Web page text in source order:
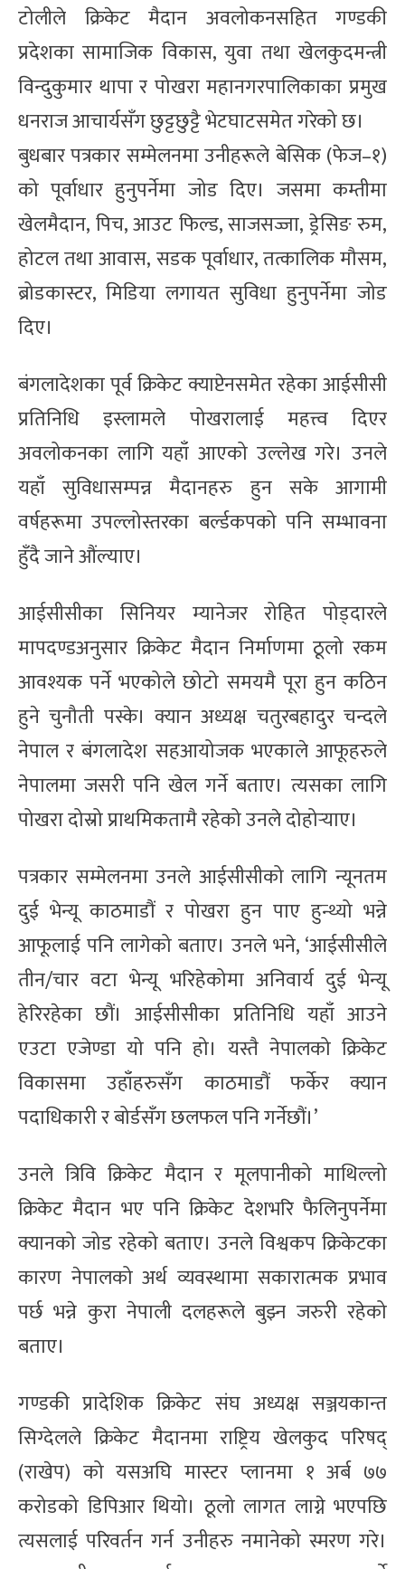
टोलीले क्रिकेट मैदान अवलोकनसहित गण्डकी
प्रदेशका सामाजिक विकास, युवा तथा खेलकुदमन्त्री
विन्दुकुमार थापा र पोखरा महानगरपालिकाका प्रमुख
धनराज आचार्यसँग छुट्टछुट्टै भेटघाटसमेत गरेको छ।
बुधबार पत्रकार सम्मेलनमा उनीहरूले बेसिक (फेज–१)
को पूर्वाधार हुनुपर्नेमा जोड दिए। जसमा कम्तीमा
खेलमैदान, पिच, आउट फिल्ड, साजसज्जा, ड्रेसिङ रुम,
होटल तथा आवास, सडक पूर्वाधार, तत्कालिक मौसम,
ब्रोडकास्टर, मिडिया लगायत सुविधा हुनुपर्नेमा जोड
दिए।
बंगलादेशका पूर्व क्रिकेट क्याप्टेनसमेत रहेका आईसीसी
प्रतिनिधि इस्लामले पोखरालाई महत्त्व दिएर
अवलोकनका लागि यहाँ आएको उल्लेख गरे। उनले
यहाँ सुविधासम्पन्न मैदानहरु हुन सके आगामी
वर्षहरूमा उपल्लोस्तरका बर्ल्डकपको पनि सम्भावना
हुँदै जाने औंल्याए।
आईसीसीका सिनियर म्यानेजर रोहित पोड्दारले
मापदण्डअनुसार क्रिकेट मैदान निर्माणमा ठूलो रकम
आवश्यक पर्ने भएकोले छोटो समयमै पूरा हुन कठिन
हुने चुनौती पस्के। क्यान अध्यक्ष चतुरबहादुर चन्दले
नेपाल र बंगलादेश सहआयोजक भएकाले आफूहरुले
नेपालमा जसरी पनि खेल गर्ने बताए। त्यसका लागि
पोखरा दोस्रो प्राथमिकतामै रहेको उनले दोहोर्‍याए।
पत्रकार सम्मेलनमा उनले आईसीसीको लागि न्यूनतम
दुई भेन्यू काठमाडौं र पोखरा हुन पाए हुन्थ्यो भन्ने
आफूलाई पनि लागेको बताए। उनले भने, ‘आईसीसीले
तीन/चार वटा भेन्यू भरिहेकोमा अनिवार्य दुई भेन्यू
हेरिरहेका छौं। आईसीसीका प्रतिनिधि यहाँ आउने
एउटा एजेण्डा यो पनि हो। यस्तै नेपालको क्रिकेट
विकासमा उहाँहरुसँग काठमाडौं फर्केर क्यान
पदाधिकारी र बोर्डसँग छलफल पनि गर्नेछौं।’
उनले त्रिवि क्रिकेट मैदान र मूलपानीको माथिल्लो
क्रिकेट मैदान भए पनि क्रिकेट देशभरि फैलिनुपर्नेमा
क्यानको जोड रहेको बताए। उनले विश्वकप क्रिकेटका
कारण नेपालको अर्थ व्यवस्थामा सकारात्मक प्रभाव
पर्छ भन्ने कुरा नेपाली दलहरूले बुझ्न जरुरी रहेको
बताए।
गण्डकी प्रादेशिक क्रिकेट संघ अध्यक्ष सञ्जयकान्त
सिग्देलले क्रिकेट मैदानमा राष्ट्रिय खेलकुद परिषद्
(राखेप) को यसअघि मास्टर प्लानमा १ अर्ब ७७
करोडको डिपिआर थियो। ठूलो लागत लाग्ने भएपछि
त्यसलाई परिवर्तन गर्न उनीहरु नमानेको स्मरण गरे।